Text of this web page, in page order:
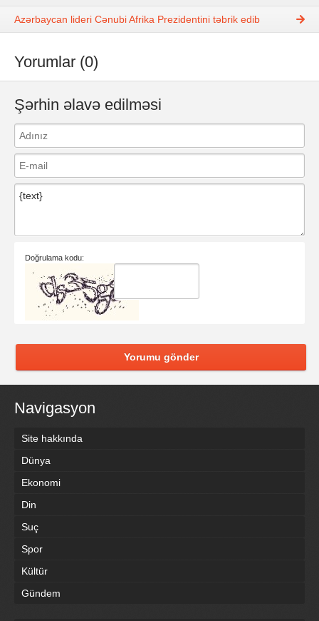
Azərbaycan lideri Cənubi Afrika Prezidentini təbrik edib
Yorumlar (0)
Şərhin əlavə edilməsi
Doğrulama kodu:
Yorumu gönder
Navigasyon
Site hakkında
Dünya
Ekonomi
Din
Suç
Spor
Kültür
Gündem